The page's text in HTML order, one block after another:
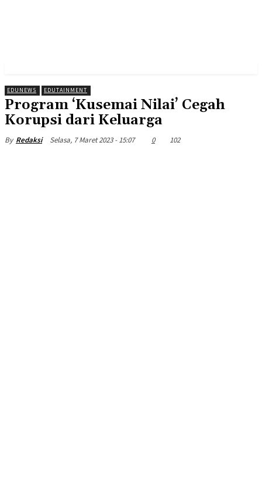
EDUNEWS EDUTAINMENT
Program ‘Kusemai Nilai’ Cegah
Korupsi dari Keluarga
By Redaksi Selasa, 7 Maret 2023 - 15:07 0 102